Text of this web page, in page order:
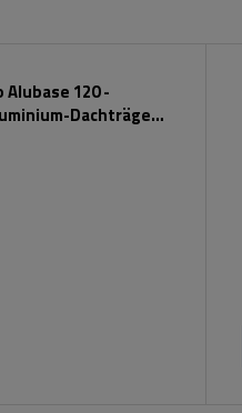
Alubase 120 -
Dachträger